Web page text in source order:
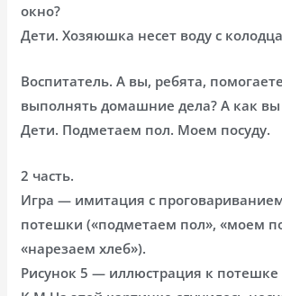
окно?
Дети. Хозяюшка несет воду с
Воспитатель. А вы, ребята,
выполнять домашние дела? А как вы
Дети. Подметаем пол. Моем посуду.
2 часть.
Игра — имитация с
потешки («подметаем пол», «моем
«нарезаем хлеб»).
Рисунок 5 — иллюстрация к потешке